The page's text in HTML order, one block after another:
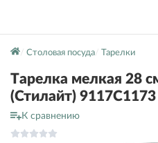
Столовая посуда Тарелки
Тарелка мелкая 28
(Стилайт) 9117C1173
К сравнению